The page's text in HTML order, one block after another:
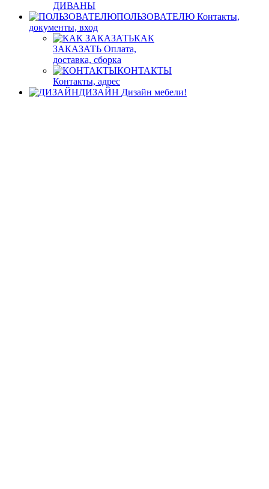
ДИВАНЫ
ПОЛЬЗОВАТЕЛЮ Контакты,
документы, вход
КАК
ЗАКАЗАТЬ Оплата,
доставка, сборка
КОНТАКТЫ
Контакты, адрес
ДИЗАЙН Дизайн мебели!